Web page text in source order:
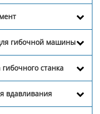
гибочной машины
станка
вдавливания